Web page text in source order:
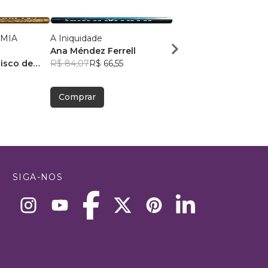
de
A Iniquidade
Ana Méndez Ferrell
R$ 84,07R$ 66,55
Comprar
Eternidade II
SIGA-NOS